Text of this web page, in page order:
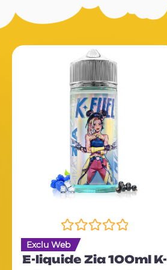
N
o
t
Exclu Web
E-liquide Zia 100ml K-